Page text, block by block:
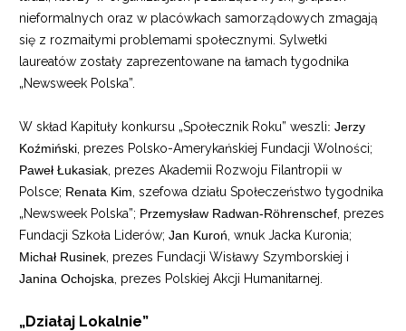
nieformalnych oraz w placówkach samorządowych zmagają
się z rozmaitymi problemami społecznymi. Sylwetki
laureatów zostały zaprezentowane na łamach tygodnika
„Newsweek Polska”.
W skład Kapituły konkursu „Społecznik Roku” weszli: Jerzy
Koźmiński , prezes Polsko-Amerykańskiej Fundacji Wolności;
Paweł Łukasiak , prezes Akademii Rozwoju Filantropii w
Polsce; Renata Kim , szefowa działu Społeczeństwo tygodnika
„Newsweek Polska”; Przemysław Radwan-Röhrenschef , prezes
Fundacji Szkoła Liderów; Jan Kuroń , wnuk Jacka Kuronia;
Michał Rusinek , prezes Fundacji Wisławy Szymborskiej i
Janina Ochojska , prezes Polskiej Akcji Humanitarnej.
„Działaj Lokalnie”